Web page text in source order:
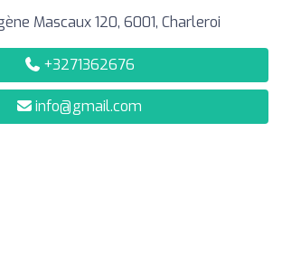
Mascaux 120, 6001, Charleroi
+3271362676
info@gmail.com